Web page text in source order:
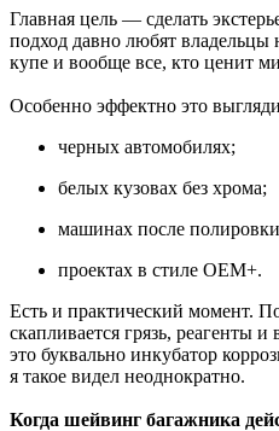
Главная цель — сделать
подход давно любят владельцы
купе и вообще все, кто ценит
Особенно эффектно это
черных автомобилях;
белых кузовах без хрома;
машинах после
проектах в стиле OEM+.
Есть и практический момент.
скапливается грязь, реагенты
это буквально инкубатор
я такое видел неоднократно.
Когда шейвинг багажника